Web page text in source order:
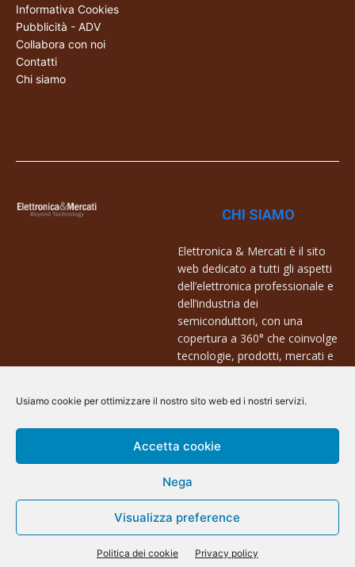
Usiamo cookie per ottimizzare il nostro sito web ed i nostri servizi.
Accetta cookie
Nega
Visualizza preference
Politica dei cookie Privacy policy
Informativa Cookies
Pubblicità - ADV
Collabora con noi
Contatti
Chi siamo
CHI SIAMO
Elettronica & Mercati è il sito
web dedicato a tutti gli aspetti
dell’elettronica professionale e
dell’industria dei
semiconduttori, con una
copertura a 360° che coinvolge
tecnologie, prodotti, mercati e
Contatti:
info@arscommunication.it
@ArsCommunication 2023